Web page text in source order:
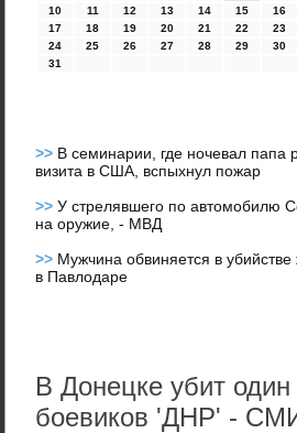
10
11 12 13 14 15
16
17
18 19 20 21 22
23
24
25 26 27 28 29
30
31
>> В семинарии, где ночевал папа
визита в США, вспыхнул пожар
>>У стрелявшего по автомобилю
на оружие, - МВД
>> Мужчина обвиняется в
в Павлодаре
В Донецке убит
боевиков 'ДНР' -